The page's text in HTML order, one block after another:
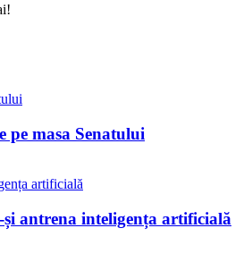
pe masa Senatului
antrena inteligența artificială